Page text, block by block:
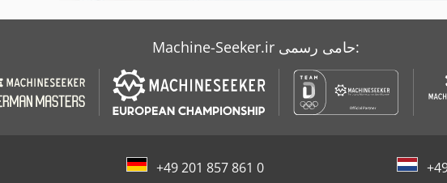
Machine-Seeker.ir حامی رسمی:
+49 201 857 861 0